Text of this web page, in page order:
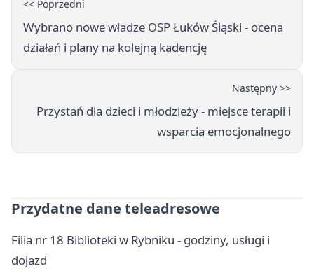
<< Poprzedni
Wybrano nowe władze OSP Łuków Śląski - ocena
działań i plany na kolejną kadencję
Następny >>
Przystań dla dzieci i młodzieży - miejsce terapii i
wsparcia emocjonalnego
Przydatne dane teleadresowe
Filia nr 18 Biblioteki w Rybniku - godziny, usługi i
dojazd